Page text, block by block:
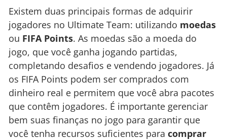
Existem duas principais formas de adquirir
jogadores no Ultimate Team: utilizando moedas
ou FIFA Points. As moedas são a moeda do
jogo, que você ganha jogando partidas,
completando desafios e vendendo jogadores. Já
os FIFA Points podem ser comprados com
dinheiro real e permitem que você abra pacotes
que contêm jogadores. É importante gerenciar
bem suas finanças no jogo para garantir que
você tenha recursos suficientes para comprar